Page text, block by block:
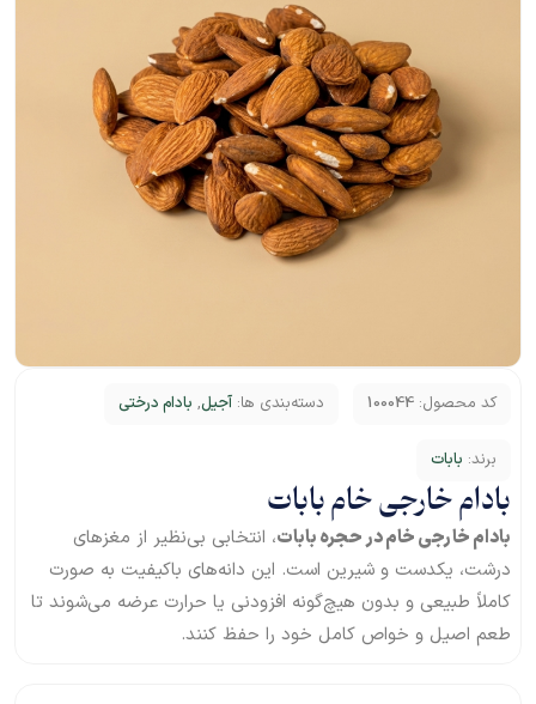
کد محصول: 100044 دسته‌بندی ها: آجیل, بادام درختی
برند: بابات
بادام خارجی خام بابات
بادام خارجی خام در حجره بابات، انتخابی بی‌نظیر از مغزهای
درشت، یکدست و شیرین است. این دانه‌های باکیفیت به صورت
کاملاً طبیعی و بدون هیچ‌گونه افزودنی یا حرارت عرضه می‌شوند تا
طعم اصیل و خواص کامل خود را حفظ کنند.